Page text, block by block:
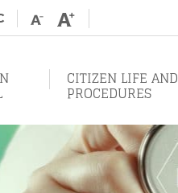
Diminuer
la
texte
Augmenter
CITIZEN LIFE AND
PROCEDURES